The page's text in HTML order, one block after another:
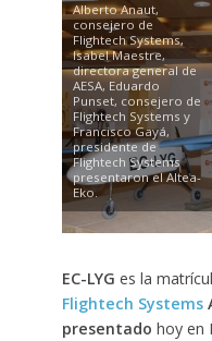
Alberto Anaut,
consejero de
Flightech Systems,
Isabel Maestre,
directora general de
AESA, Eduardo
Punset, consejero de
Flightech Systems y
Francisco Gayá,
presidente de
Flightech Systems
presentaron el Altea-
Eko.
EC-LYG es la
Flightech Systems
presentado hoy en